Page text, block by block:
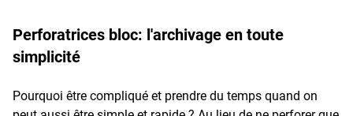
Perforatrices bloc: l'archivage en toute
simplicité
Pourquoi être compliqué et prendre du temps quand on